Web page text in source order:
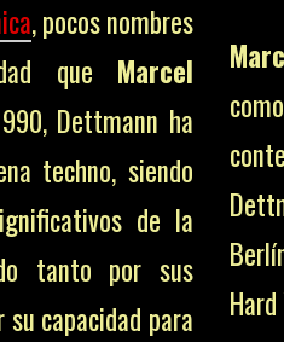
, pocos nombres
que Marcel
Dettmann ha
techno, siendo
de la
tanto por sus
capacidad para